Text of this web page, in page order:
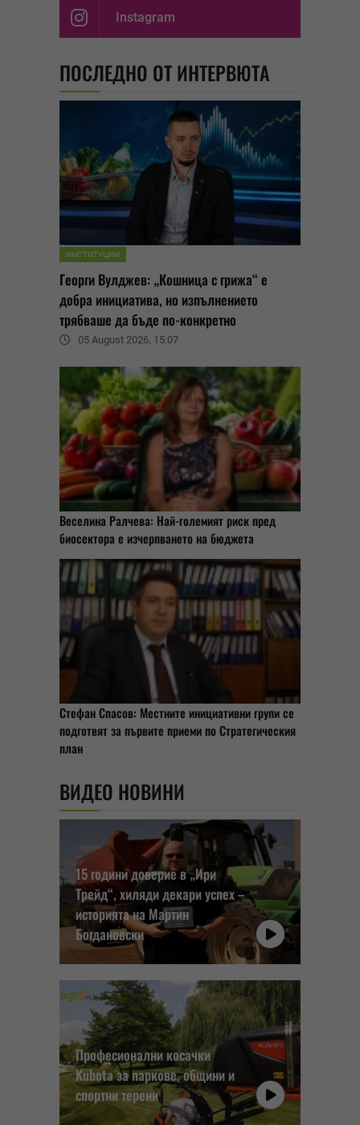
Instagram
ПОСЛЕДНО ОТ ИНТЕРВЮТА
ИНСТИТУЦИИ
Георги Вулджев: „Кошница с грижа“ е
добра инициатива, но изпълнението
трябваше да бъде по-конкретно
05 August 2026, 15:07
Веселина Ралчева: Най-големият риск пред
биосектора е изчерпването на бюджета
Стефан Спасов: Местните инициативни групи се
подготвят за първите приеми по Стратегическия
план
ВИДЕО НОВИНИ
15 години доверие в „Ири
Трейд“, хиляди декари успех –
историята на Мартин
Богдановски
Професионални косачки
Kubota за паркове, общини и
спортни терени